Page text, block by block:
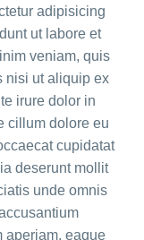
adipisicing
ut labore et
veniam, quis
nisi ut aliquip ex
irure dolor in
cillum dolore eu
cupidatat
deserunt mollit
unde omnis
aperiam, eaque